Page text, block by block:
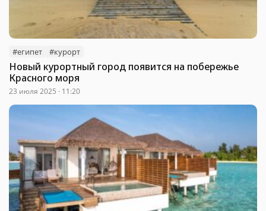
#египет #курорт
Новый курортный город появится на побережье
Красного моря
23 июля 2025 · 11:20